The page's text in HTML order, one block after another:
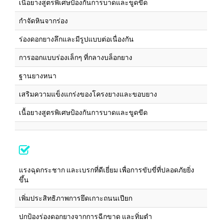
เนื้อยางสูตรพิเศษป้องกันการบาดและขูดขีด
กำจัดหินจากร่อง
ร่องดอกยางลึกและมีรูปแบบต่อเนื่องกัน
การออกแบบร่องเล็กๆ ที่กลางบล็อกยาง
ฐานยางหนา
เสริมความแข็งแกร่งของโครงยางและขอบยาง
เนื้อยางสูตรพิเศษป้องกันการบาดและขูดขีด
แรงฉุดกระชาก และเบรกที่ดีเยี่ยม เพื่อการขับขี่ที่ปลอดภัยยิ่ง
ขึ้น
เพิ่มประสิทธิภาพการยึดเกาะถนนเปียก
ปกป้องร่องดอกยางจากการฉีกขาด และทิ่มตำ